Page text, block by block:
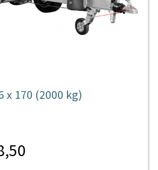
x 170 (2000 kg)